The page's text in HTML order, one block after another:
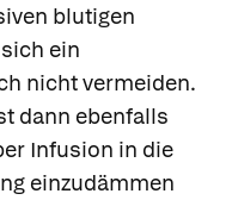
blutigen
ein
nicht vermeiden.
dann ebenfalls
Infusion in die
einzudämmen